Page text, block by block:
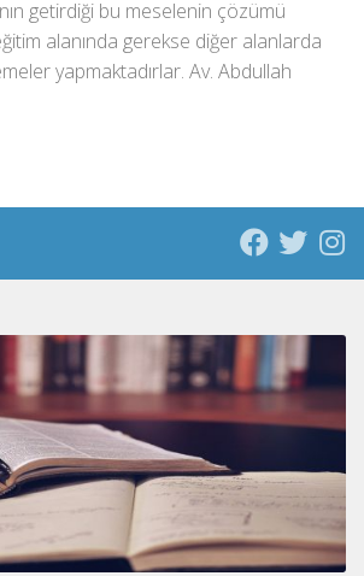
getirdiği bu meselenin çözümü
alanında gerekse diğer alanlarda
yapmaktadırlar. Av. Abdullah